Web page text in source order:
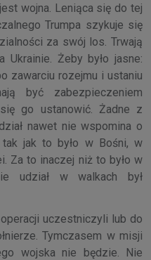
wojna. Leniąca się do tej
Trumpa szykuje się
za swój los. Trwają
Żeby było jasne:
zawarciu rozejmu i ustaniu
być zabezpieczeniem
go ustanowić. Żadne z
nawet nie wspomina o
tak jak to było w Bośni, w
Za to inaczej niż to było w
udział w walkach był
uczestniczyli lub do
Tymczasem w misji
wojska nie będzie. Nie